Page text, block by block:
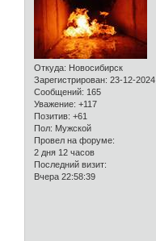
Откуда: Новосибирск
Зарегистрирован: 23-12-2024
Сообщений: 165
Уважение: +117
Позитив: +61
Пол: Мужской
Провел на форуме:
2 дня 12 часов
Последний визит:
Вчера 22:58:39